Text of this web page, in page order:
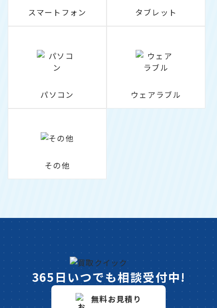
スマートフォン タブレット
パソコン ウェアラブル
その他
365日いつでも相談受付中!
無料お見積り